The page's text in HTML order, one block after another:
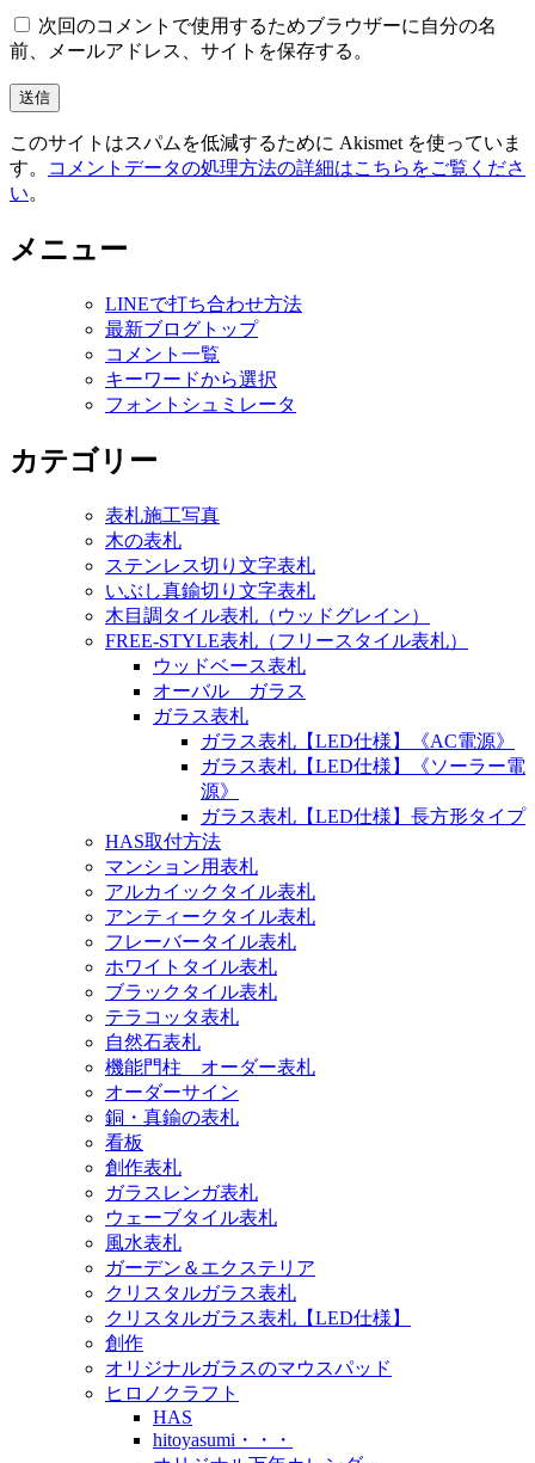
次回のコメントで使用するためブラウザーに自分の名
前、メールアドレス、サイトを保存する。
このサイトはスパムを低減するために Akismet を使っていま
す。
コメントデータの処理方法の詳細はこちらをご覧くださ
い。
メニュー
LINEで打ち合わせ方法
最新ブログトップ
コメント一覧
キーワードから選択
フォントシュミレータ
カテゴリー
表札施工写真
木の表札
ステンレス切り文字表札
いぶし真鍮切り文字表札
木目調タイル表札（ウッドグレイン）
FREE-STYLE表札（フリースタイル表札）
ウッドベース表札
オーバル ガラス
ガラス表札
ガラス表札【LED仕様】《AC電源》
ガラス表札【LED仕様】《ソーラー電
源》
ガラス表札【LED仕様】長方形タイプ
HAS取付方法
マンション用表札
アルカイックタイル表札
アンティークタイル表札
フレーバータイル表札
ホワイトタイル表札
ブラックタイル表札
テラコッタ表札
自然石表札
機能門柱 オーダー表札
オーダーサイン
銅・真鍮の表札
看板
創作表札
ガラスレンガ表札
ウェーブタイル表札
風水表札
ガーデン＆エクステリア
クリスタルガラス表札
クリスタルガラス表札【LED仕様】
創作
オリジナルガラスのマウスパッド
ヒロノクラフト
HAS
hitoyasumi・・・